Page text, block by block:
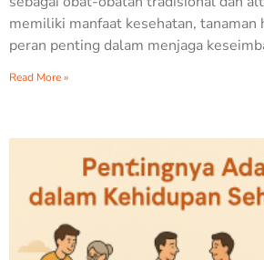
memiliki manfaat kesehatan,
peran penting dalam menjaga
Read More »